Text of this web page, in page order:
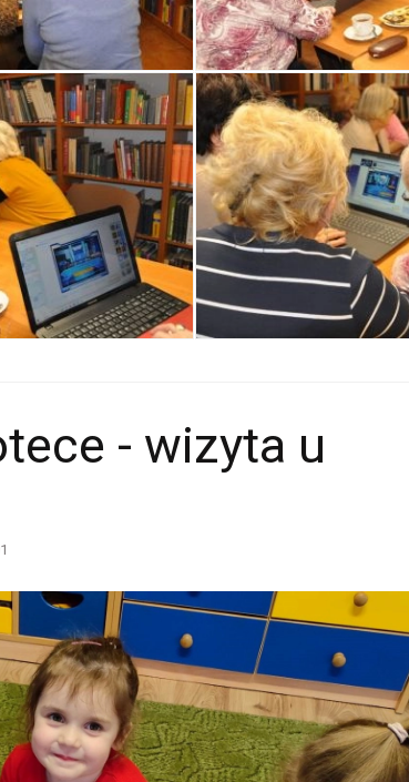
- wizyta u